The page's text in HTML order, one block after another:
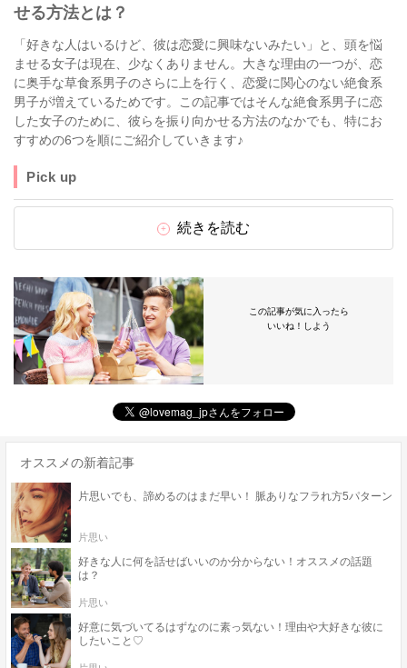
せる方法とは？
「好きな人はいるけど、彼は恋愛に興味ないみたい」と、頭を悩
ませる女子は現在、少なくありません。大きな理由の一つが、恋
に奥手な草食系男子のさらに上を行く、恋愛に関心のない絶食系
男子が増えているためです。この記事ではそんな絶食系男子に恋
した女子のために、彼らを振り向かせる方法のなかでも、特にお
すすめの6つを順にご紹介していきます♪
Pick up
続きを読む
この記事が気に入ったら
いいね！しよう
オススメの新着記事
片思いでも、諦めるのはまだ早い！ 脈ありなフラれ方5パターン
片思い
好きな人に何を話せばいいのか分からない！オススメの話題
は？
片思い
好意に気づいてるはずなのに素っ気ない！理由や大好きな彼に
したいこと♡